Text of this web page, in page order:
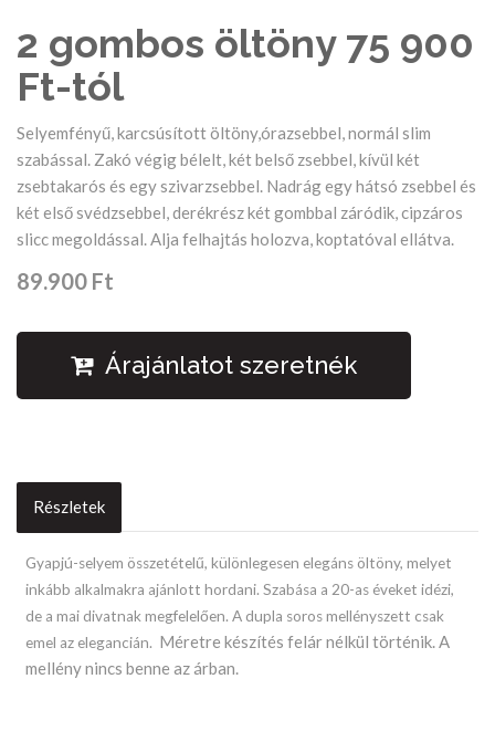
2 gombos öltöny 75 900
Ft-tól
Selyemfényű, karcsúsított öltöny,órazsebbel, normál slim
szabással. Zakó végig bélelt, két belső zsebbel, kívül két
zsebtakarós és egy szivarzsebbel. Nadrág egy hátsó zsebbel és
két első svédzsebbel, derékrész két gombbal záródik, cipzáros
slicc megoldással. Alja felhajtás holozva, koptatóval ellátva.
89.900 Ft
Árajánlatot szeretnék
Részletek
Product
Description
Gyapjú-selyem összetételű, különlegesen elegáns öltöny, melyet
inkább alkalmakra ajánlott hordani. Szabása a 20-as éveket idézi,
de a mai divatnak megfelelően. A dupla soros mellényszett csak
emel az elegancián. Méretre készítés felár nélkül történik. A
mellény nincs benne az árban.